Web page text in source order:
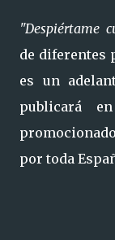
"Despiértame
de diferentes
es un
publicará
por toda